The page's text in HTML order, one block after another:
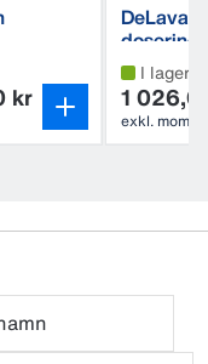
kr
DeLaval
medI lager
1
exkl. moms